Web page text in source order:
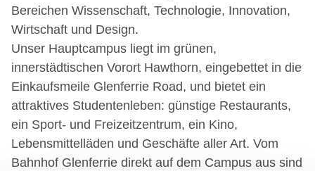
Bereichen Wissenschaft, Technologie, Innovation,
Wirtschaft und Design.
Unser Hauptcampus liegt im grünen,
innerstädtischen Vorort Hawthorn, eingebettet in die
Einkaufsmeile Glenferrie Road, und bietet ein
attraktives Studentenleben: günstige Restaurants,
ein Sport- und Freizeitzentrum, ein Kino,
Lebensmittelläden und Geschäfte aller Art. Vom
Bahnhof Glenferrie direkt auf dem Campus aus sind